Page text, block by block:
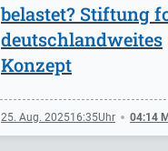
belastet? Stiftung
deutschlandweites
Konzept
25. Aug. 202516:35 04:14